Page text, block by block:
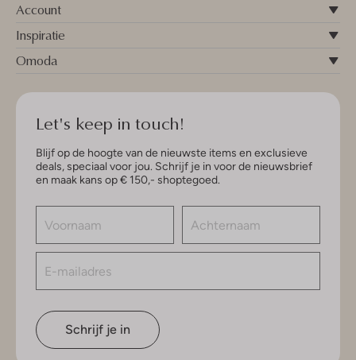
Account
Inspiratie
Omoda
Let's keep in touch!
Blijf op de hoogte van de nieuwste items en exclusieve
deals, speciaal voor jou. Schrijf je in voor de nieuwsbrief
en maak kans op € 150,- shoptegoed.
Schrijf je in